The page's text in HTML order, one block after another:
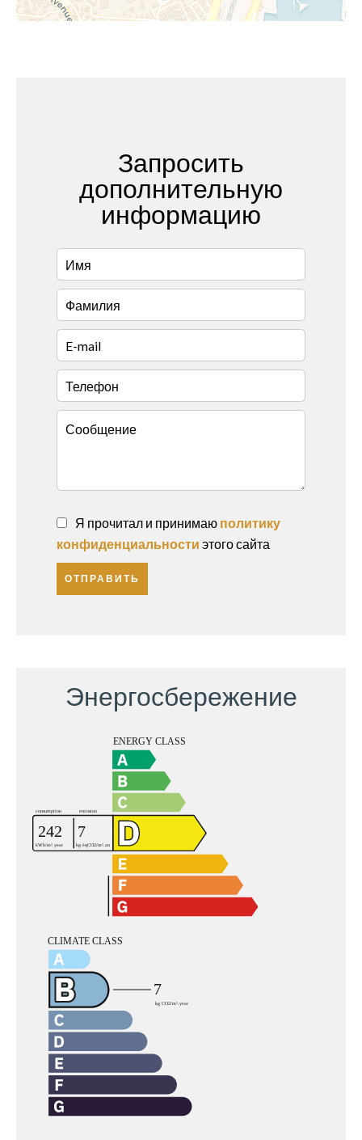
Запросить
дополнительную
информацию
Я прочитал и принимаю политику
конфиденциальности этого сайта
ОТПРАВИТЬ
Энергосбережение